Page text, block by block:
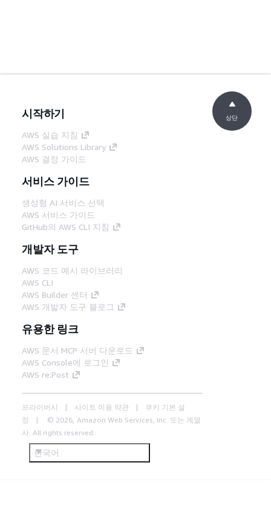
시작하기
AWS 실습 지침
AWS Solutions Library
AWS 결정 가이드
서비스 가이드
생성형 AI 서비스 선택
AWS 서비스 가이드
GitHub의 AWS CLI 지침
개발자 도구
AWS 코드 예시 라이브러리
AWS CLI
AWS Builder 센터
AWS 개발자 도구 블로그
유용한 링크
AWS 문서 MCP 서버 다운로드
AWS Console에 로그인
AWS re:Post
프라이버시 사이트 이용 약관
쿠키 기본 설
정
© 2026, Amazon Web Services, Inc. 또는 계열
사. All rights reserved.
한국어
상단